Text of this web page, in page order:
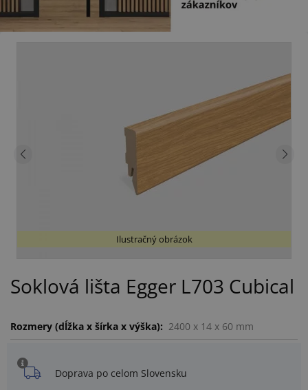
Ilustračný obrázok
Soklová lišta Egger L703 Cubical
Rozmery (dĺžka x šírka x výška): 2400 x 14 x 60 mm
Doprava po celom Slovensku